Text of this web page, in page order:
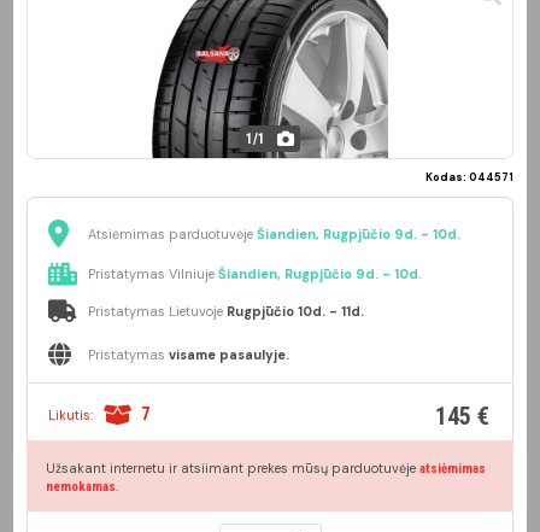
1 /1
Kodas: 044571
Atsiėmimas parduotuvėje Šiandien, Rugpjūčio 9d. - 10d.
Pristatymas Vilniuje Šiandien, Rugpjūčio 9d. - 10d.
Pristatymas Lietuvoje Rugpjūčio 10d. - 11d.
Pristatymas visame pasaulyje.
Likutis: 7 145 €
Užsakant internetu ir atsiimant prekes mūsų parduotuvėje atsiėmimas
nemokamas.